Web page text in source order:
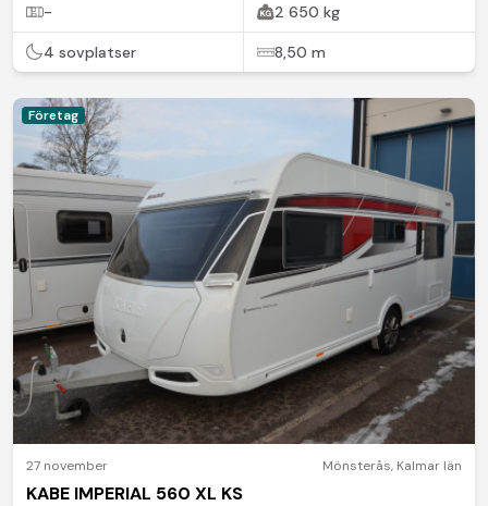
- 2 650 kg
4 sovplatser 8,50 m
Företag
27 november Mönsterås, Kalmar län
KABE IMPERIAL 560 XL KS